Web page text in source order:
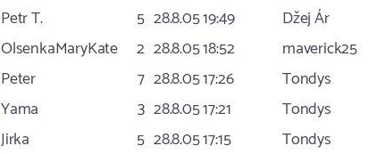
Petr T. 5 28.8.05 19:49
Džej Ár
OlsenkaMaryKate 2 28.8.05 18:52
maverick25
Peter 7 28.8.05 17:26
Tondys
Yama 3 28.8.05 17:21
Tondys
Jirka 5 28.8.05 17:15
Tondys